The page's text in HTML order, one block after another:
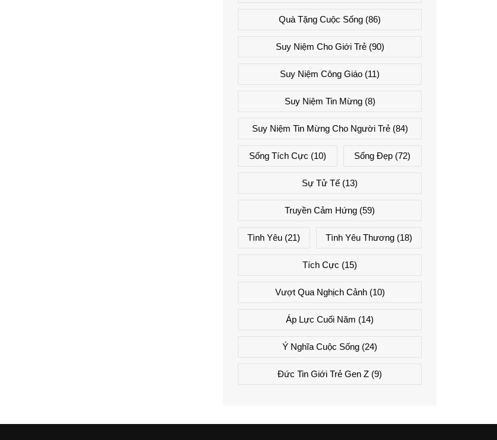
Quà Tặng Cuộc Sống (86)
Suy Niệm Cho Giới Trẻ(90)
Suy Niệm Công Giáo (11)
Suy Niệm Tin Mừng(8)
Suy Niệm Tin Mừng Cho Người Trẻ(84)
Sống Tích Cực (10) Sống Đẹp (72)
Sự Tử Tế (13)
Truyền Cảm Hứng (59)
Tình Yêu (21) Tình Yêu Thương(18)
Tích Cực (15)
Vượt Qua Nghịch Cảnh(10)
Áp Lực Cuối Năm (14)
Ý Nghĩa Cuộc Sống (24)
Đức Tin Giới Trẻ Gen Z (9)